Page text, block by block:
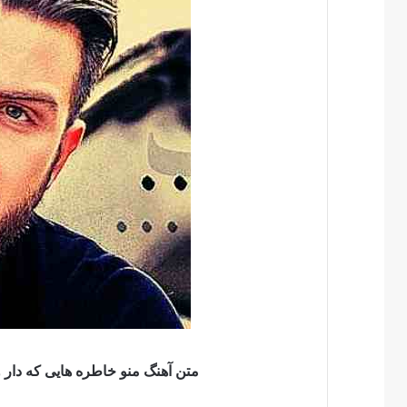
متن آهنگ منو خاطره هایی که